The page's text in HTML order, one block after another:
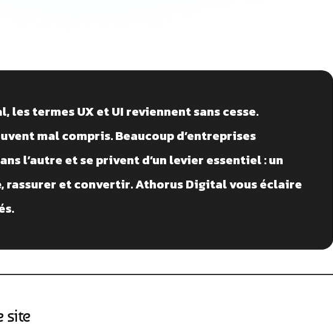
les termes UX et UI reviennent sans cesse.
mal compris. Beaucoup d’entreprises
l’autre et se privent d’un levier essentiel : un
rassurer et convertir. Athorus Digital vous éclaire
site